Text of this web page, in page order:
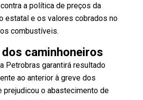
a política de preços da
estatal e os valores cobrados no
combustíveis.
caminhoneiros
Petrobras garantirá resultado
ao anterior à greve dos
prejudicou o abastecimento de